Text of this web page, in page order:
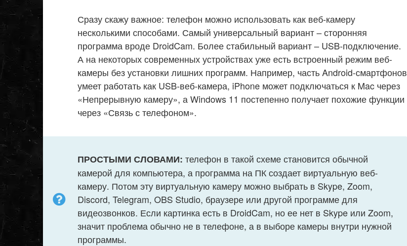
Сразу скажу важное: телефон можно использовать как веб-камеру
несколькими способами. Самый универсальный вариант – сторонняя
программа вроде DroidCam. Более стабильный вариант – USB-подключение.
А на некоторых современных устройствах уже есть встроенный режим веб-
камеры без установки лишних программ. Например, часть Android-смартфонов
умеет работать как USB-веб-камера, iPhone может подключаться к Mac через
«Непрерывную камеру», а Windows 11 постепенно получает похожие функции
через «Связь с телефоном».
ПРОСТЫМИ СЛОВАМИ: телефон в такой схеме становится обычной
камерой для компьютера, а программа на ПК создает виртуальную веб-
камеру. Потом эту виртуальную камеру можно выбрать в Skype, Zoom,
Discord, Telegram, OBS Studio, браузере или другой программе для
видеозвонков. Если картинка есть в DroidCam, но ее нет в Skype или Zoom,
значит проблема обычно не в телефоне, а в выборе камеры внутри нужной
программы.